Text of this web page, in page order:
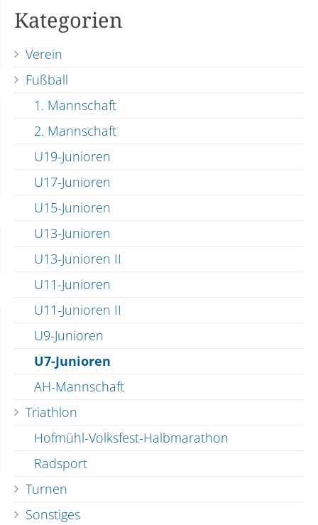
Kategorien
Verein
Fußball
1. Mannschaft
2. Mannschaft
U19-Junioren
U17-Junioren
U15-Junioren
U13-Junioren
U13-Junioren II
U11-Junioren
U11-Junioren II
U9-Junioren
U7-Junioren
AH-Mannschaft
Triathlon
Hofmühl-Volksfest-Halbmarathon
Radsport
Turnen
Sonstiges